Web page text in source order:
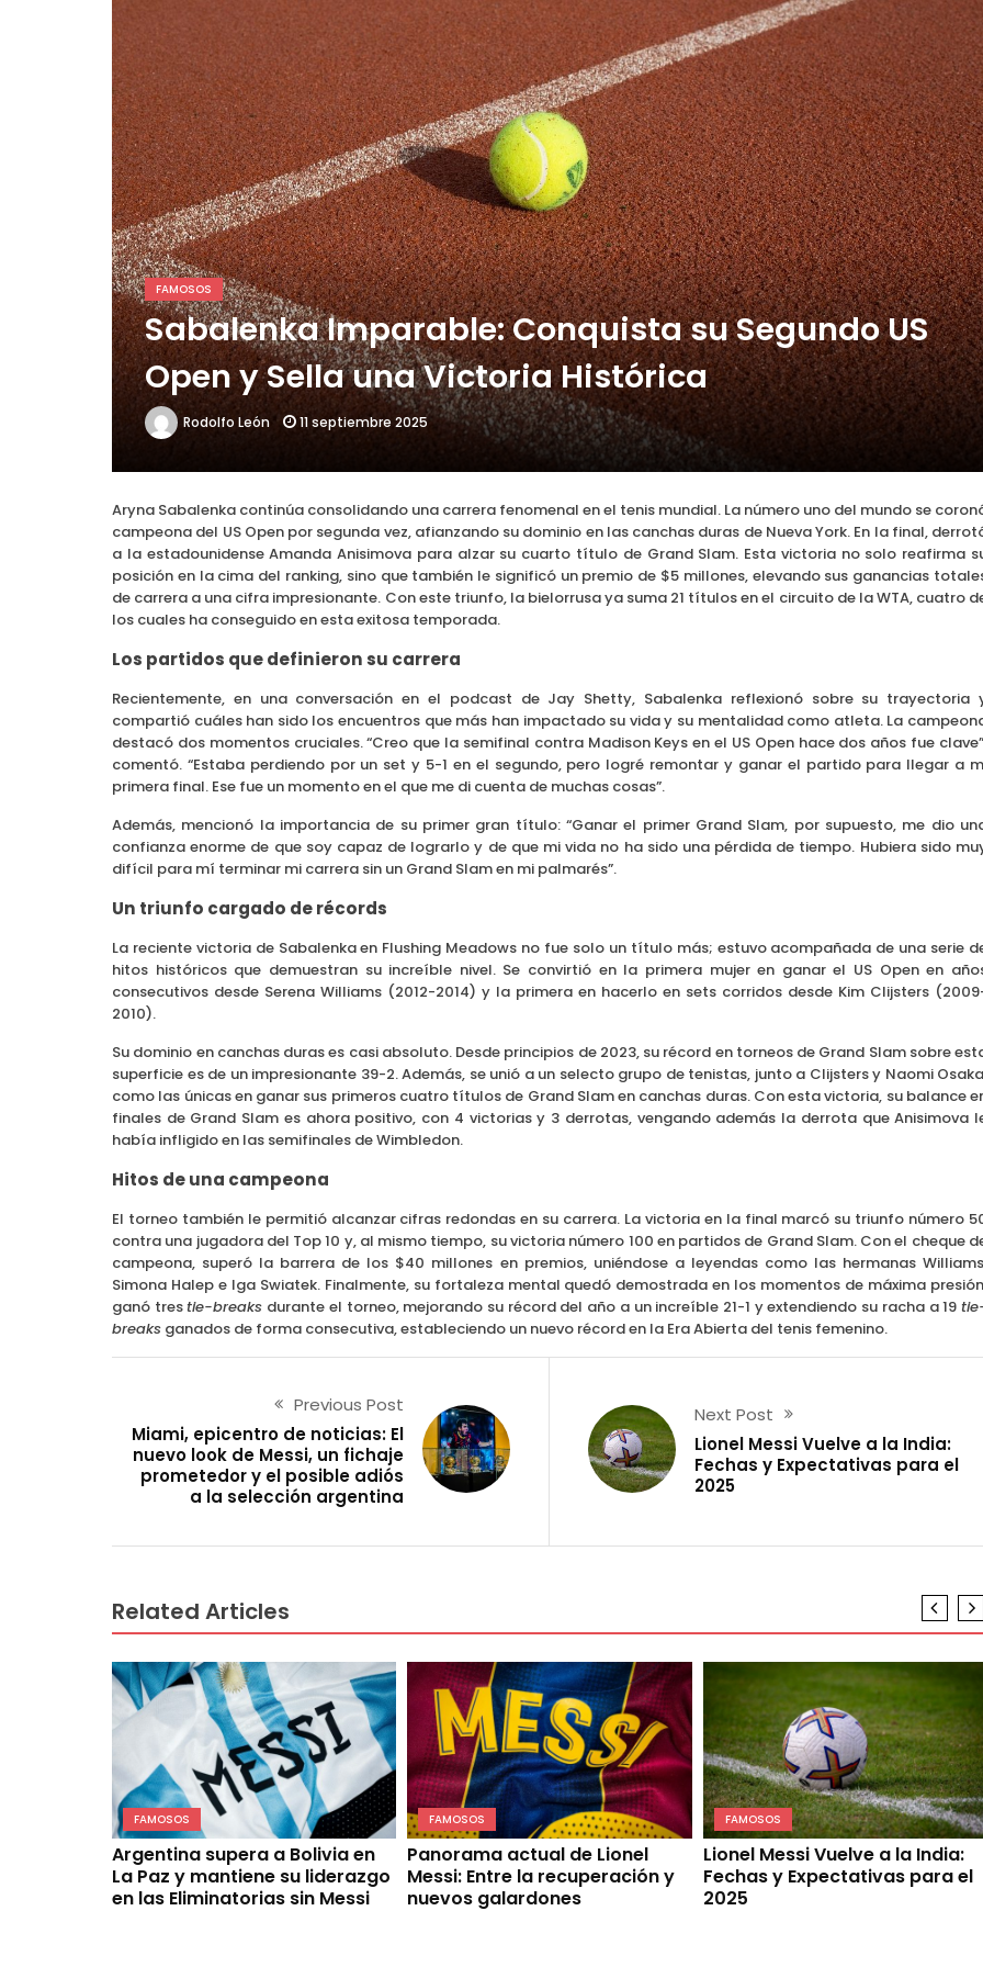
Choque de titanes en la Libertadores: Botafogo recibe al Barcelona SC
FAMOSOS
Sabalenka Imparable: Conquista su Segundo US
Open y Sella una Victoria Histórica
Rodolfo León 11 septiembre 2025
Aryna Sabalenka continúa consolidando una carrera fenomenal en el tenis mundial. La número uno del mundo se
campeona del US Open por segunda vez, afianzando su dominio en las canchas duras de Nueva York. En la final,
a la estadounidense Amanda Anisimova para alzar su cuarto título de Grand Slam. Esta victoria no solo reafirma
posición en la cima del ranking, sino que también le significó un premio de $5 millones, elevando sus ganancias
de carrera a una cifra impresionante. Con este triunfo, la bielorrusa ya suma 21 títulos en el circuito de la WTA, cuatro
los cuales ha conseguido en esta exitosa temporada.
Los partidos que definieron su carrera
Recientemente, en una conversación en el podcast de Jay Shetty, Sabalenka reflexionó sobre su trayectoria
compartió cuáles han sido los encuentros que más han impactado su vida y su mentalidad como atleta. La
destacó dos momentos cruciales. “Creo que la semifinal contra Madison Keys en el US Open hace dos años fue
comentó. “Estaba perdiendo por un set y 5-1 en el segundo, pero logré remontar y ganar el partido para llegar a
primera final. Ese fue un momento en el que me di cuenta de muchas cosas”.
Además, mencionó la importancia de su primer gran título: “Ganar el primer Grand Slam, por supuesto, me dio
confianza enorme de que soy capaz de lograrlo y de que mi vida no ha sido una pérdida de tiempo. Hubiera sido
difícil para mí terminar mi carrera sin un Grand Slam en mi palmarés”.
Un triunfo cargado de récords
La reciente victoria de Sabalenka en Flushing Meadows no fue solo un título más; estuvo acompañada de una serie
hitos históricos que demuestran su increíble nivel. Se convirtió en la primera mujer en ganar el US Open en
consecutivos desde Serena Williams (2012-2014) y la primera en hacerlo en sets corridos desde Kim Clijsters
2010).
Su dominio en canchas duras es casi absoluto. Desde principios de 2023, su récord en torneos de Grand Slam sobre
superficie es de un impresionante 39-2. Además, se unió a un selecto grupo de tenistas, junto a Clijsters y Naomi
como las únicas en ganar sus primeros cuatro títulos de Grand Slam en canchas duras. Con esta victoria, su balance
finales de Grand Slam es ahora positivo, con 4 victorias y 3 derrotas, vengando además la derrota que Anisimova
había infligido en las semifinales de Wimbledon.
Hitos de una campeona
El torneo también le permitió alcanzar cifras redondas en su carrera. La victoria en la final marcó su triunfo número
contra una jugadora del Top 10 y, al mismo tiempo, su victoria número 100 en partidos de Grand Slam. Con el cheque
campeona, superó la barrera de los $40 millones en premios, uniéndose a leyendas como las hermanas
Simona Halep e Iga Swiatek. Finalmente, su fortaleza mental quedó demostrada en los momentos de máxima
ganó trestie-breaks durante el torneo, mejorando su récord del año a un increíble 21-1 y extendiendo su racha a 19
breaks ganados de forma consecutiva, estableciendo un nuevo récord en la Era Abierta del tenis femenino.
Previous Post
Miami, epicentro de noticias: El
nuevo look de Messi, un fichaje
prometedor y el posible adiós
a la selección argentina
Next Post
Lionel Messi Vuelve a la India:
Fechas y Expectativas para el
2025
Related Articles
FAMOSOS
Argentina supera a Bolivia en
La Paz y mantiene su liderazgo
en las Eliminatorias sin Messi
FAMOSOS
Panorama actual de Lionel
Messi: Entre la recuperación y
nuevos galardones
FAMOSOS
Lionel Messi Vuelve a la India:
Fechas y Expectativas para el
2025